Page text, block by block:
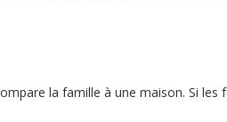
la famille à une maison. Si